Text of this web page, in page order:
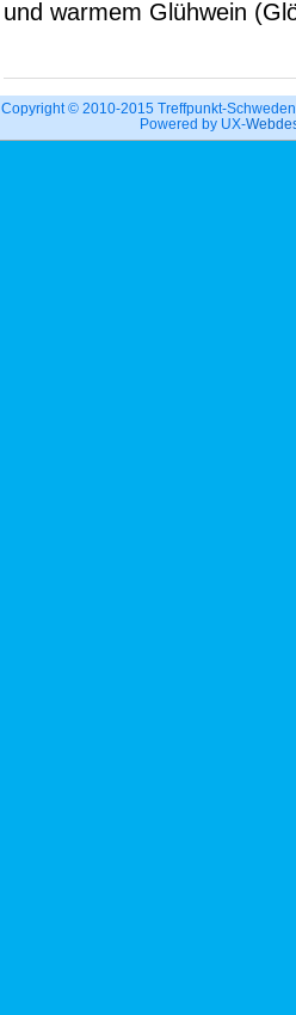
und warmem Glühwein
Copyright © 2010-2015 Treffpunkt-
Powered by UX-